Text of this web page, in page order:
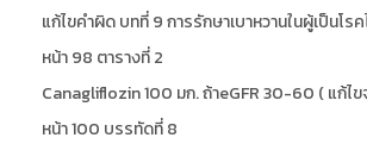
แก้ไขคำผิด บทที่ 9 การรักษาเบาหวานในผู้เป็นโร
หน้า 98 ตารางที่ 2
Canagliflozin 100 มก. ถ้าeGFR 30-60 ( แก้ไข
หน้า 100 บรรทัดที่ 8